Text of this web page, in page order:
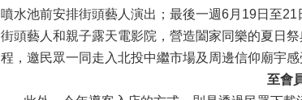
噴水池前安排街頭藝人演出；最後一週6月19日至
街頭藝人和親子露天電影院，營造闔家同樂的夏日
程，邀民眾一同走入北投中繼市場及周邊信仰廟宇
至會